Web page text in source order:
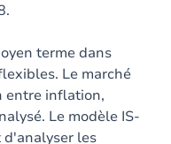
terme dans
Le marché
entre inflation,
Le modèle IS-
les